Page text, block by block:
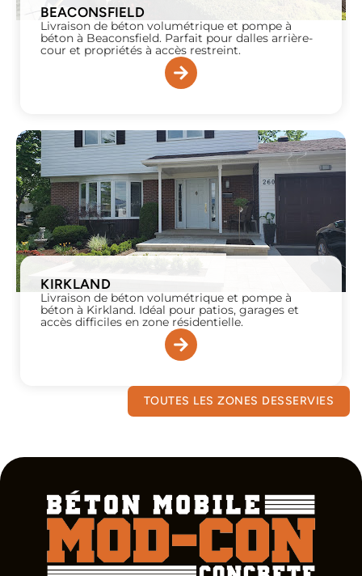
BEACONSFIELD
Livraison de béton volumétrique et pompe à
béton à Beaconsfield. Parfait pour dalles arrière-
cour et propriétés à accès restreint.
KIRKLAND
Livraison de béton volumétrique et pompe à
béton à Kirkland. Idéal pour patios, garages et
accès difficiles en zone résidentielle.
TOUTES LES ZONES DESSERVIES